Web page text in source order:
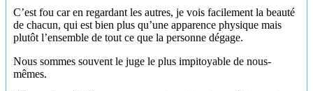
C’est fou car en regardant les autres, je vois facilement la beauté
de chacun, qui est bien plus qu’une apparence physique mais
plutôt l’ensemble de tout ce que la personne dégage.
Nous sommes souvent le juge le plus impitoyable de nous-
mêmes.